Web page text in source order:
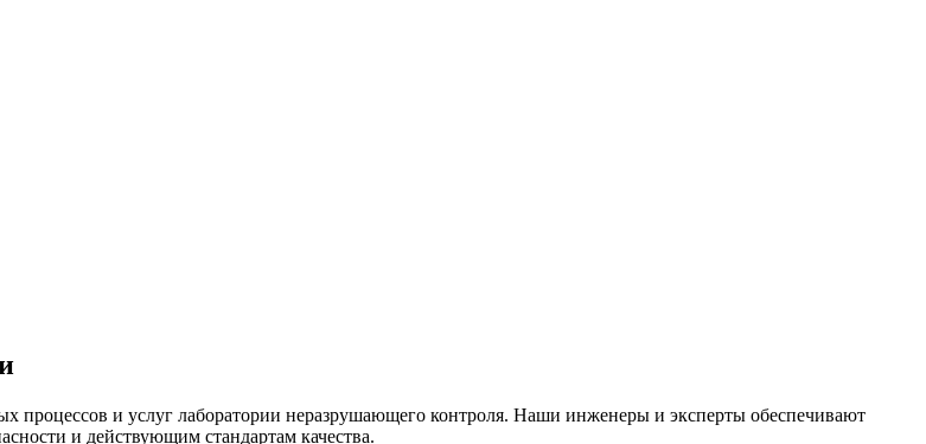
процессов и услуг лаборатории неразрушающего контроля. Наши инженеры и эксперты обеспечивают
и действующим стандартам качества.